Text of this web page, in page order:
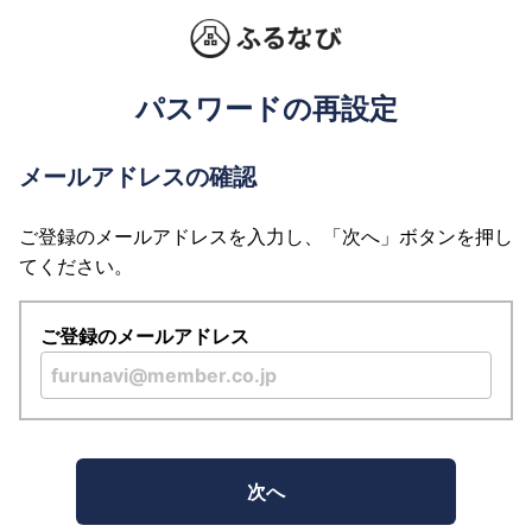
パスワードの再設定
メールアドレスの確認
ご登録のメールアドレスを入力し、「次へ」ボタンを押し
てください。
ご登録のメールアドレス